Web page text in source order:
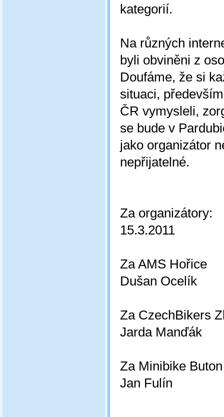
kategorií.
Na různých
byli obviněni z
Doufáme, že si
situaci,
ČR vymysleli,
se bude v
jako organizátor
nepřijatelné.
Za organizátory:
15.3.2011
Za AMS Hořice
Dušan Ocelík
Za CzechBikers
Jarda Manďák
Za Minibike
Jan Fulín